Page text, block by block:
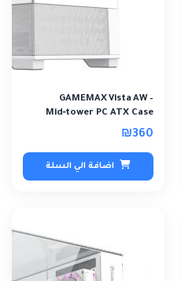
GAMEMAX Vista AW –
Mid‑tower PC ATX Case
₪360
اضافة الي السلة